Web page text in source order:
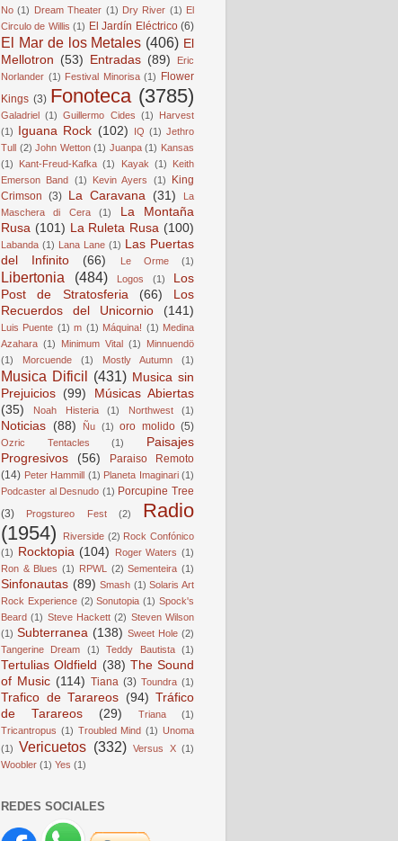
No (1) Dream Theater (1) Dry River (1) El
Circulo de Willis (1) El Jardín Eléctrico (6)
El Mar de los Metales (406) El
Mellotron (53) Entradas (89)
Eric
Norlander (1) Festival Minorisa (1) Flower
Kings (3) Fonoteca (3785)
Galadriel (1) Guillermo Cides (1)
Harvest
(1) Iguana Rock (102) IQ (1) Jethro
Tull (2) John Wetton (1) Juanpa (1) Kansas
(1)
Kant-Freud-Kafka (1) Kayak (1)
Keith
Emerson Band (1) Kevin Ayers (1)
King
Crimson (3) La Caravana (31)
La
Maschera di Cera
(1)
La Montaña
Rusa (101) La Ruleta Rusa (100)
Labanda (1) Lana Lane (1) Las Puertas
del Infinito
(66) Le Orme (1)
Libertonia (484) Logos (1)
Los
Post de Stratosferia
(66)
Los
Recuerdos del Unicornio
(141)
Luis Puente (1) m (1) Máquina! (1) Medina
Azahara (1) Minimum Vital (1)
Minnuendö
(1)
Morcuende (1) Mostly Autumn (1)
Musica Dificil (431) Musica sin
Prejuicios (99)
Músicas Abiertas
(35)
Noah Histeria (1) Northwest (1)
Noticias (88) Ñu (1) oro molido (5)
Ozric Tentacles (1)
Paisajes
Progresivos
(56)
Paraiso Remoto
(14) Peter Hammill (1) Planeta Imaginari (1)
Podcaster al Desnudo (1) Porcupine Tree
(3)
Progstureo Fest (2)
Radio
(1954)
Riverside (2) Rock Confónico
(1) Rocktopia (104) Roger Waters (1)
Ron & Blues (1) RPWL (2) Sementeira (1)
Sinfonautas (89) Smash (1) Solaris Art
Rock Experience (2) Sonutopia (1) Spock's
Beard (1) Steve Hackett (2) Steven Wilson
(1) Subterranea (138) Sweet Hole (2)
Tangerine Dream
(1) Teddy Bautista (1)
Tertulias Oldfield (38) The Sound
of Music (114) Tiana (3) Toundra (1)
Trafico de Tarareos (94) Tráfico
de Tarareos
(29) Triana
(1)
Tricantropus (1) Troubled Mind (1) Unoma
(1)
Vericuetos (332) Versus X (1)
Woobler (1) Yes (1)
REDES SOCIALES